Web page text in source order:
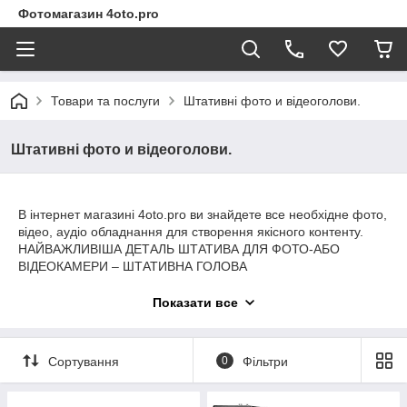
Фотомагазин 4oto.pro
Товари та послуги Штативні фото и відеоголови.
Штативні фото и відеоголови.
В інтернет магазині 4oto.pro ви знайдете все необхідне фото,
відео, аудіо обладнання для створення якісного контенту.
НАЙВАЖЛИВІША ДЕТАЛЬ ШТАТИВА ДЛЯ ФОТО-АБО
ВІДЕОКАМЕРИ – ШТАТИВНА ГОЛОВА
зйомка. За типами голови поділяють залежно від
можливість здійснювати деякі види зйомки.
КУЛЬОВА ШТАТИВНА ГОЛОВА
Показати все
Сортування 0 Фільтри